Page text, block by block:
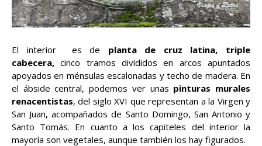
El interior es de planta de cruz latina, triple
cabecera,cinco tramos divididos en arcos apuntados
apoyados en ménsulas escalonadas y techo de madera. En
el ábside central, podemos ver unas pinturas murales
renacentistas, del siglo XVI que representan a la Virgen y
San Juan, acompañados de Santo Domingo, San Antonio y
Santo Tomás. En cuanto a los capiteles del interior la
mayoría son vegetales, aunque también los hay figurados.